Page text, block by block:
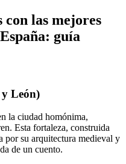
con las mejores
guía
y León)
la ciudad homónima,
Esta fortaleza, construida
por su arquitectura medieval y
de un cuento.